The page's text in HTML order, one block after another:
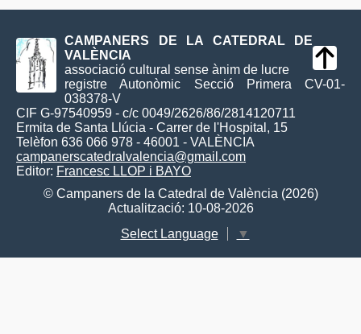
CAMPANERS DE LA CATEDRAL DE
VALÈNCIA
associació cultural sense ànim de lucre
registre Autonòmic Secció Primera CV-01-
038378-V
CIF G-97540959 - c/c 0049/2626/86/2814120711
Ermita de Santa Llúcia - Carrer de l'Hospital, 15
Telèfon 636 066 978 - 46001 - VALÈNCIA
campanerscatedralvalencia@gmail.com
Editor: Francesc LLOP i BAYO
© Campaners de la Catedral de València (2026)
Actualització: 10-08-2026
Select Language
▼